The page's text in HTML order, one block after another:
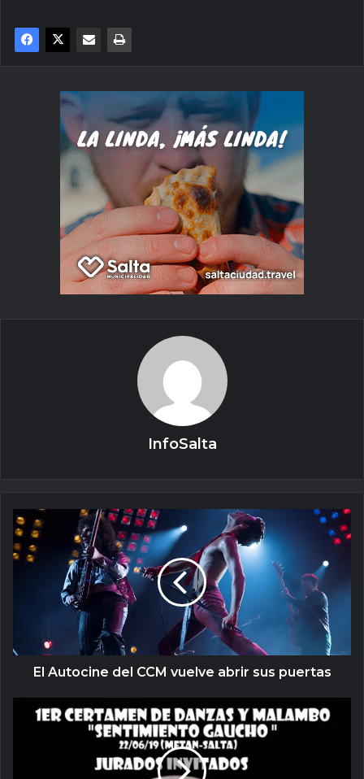
InfoSalta
El Autocine del CCM vuelve abrir sus puertas